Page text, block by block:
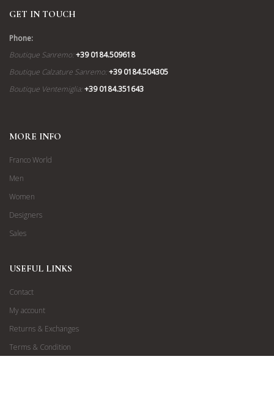
GET IN TOUCH
Phone:
Boutique Sanremo:+39 0184.509618
Boutique Calzature Sanremo:+39 0184.504305
Boutique Ventemiglia:+39 0184.351643
MORE INFO
Franco World
Men
Women
Designers
Sales
USEFUL LINKS
Contact
My account
Returns & Exchanges
Terms & Condition